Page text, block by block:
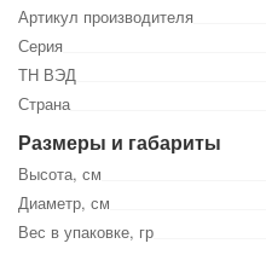
Артикул производителя
Серия
ТН ВЭД
Страна
Размеры и габариты
Высота, см
Диаметр, см
Вес в упаковке, гр